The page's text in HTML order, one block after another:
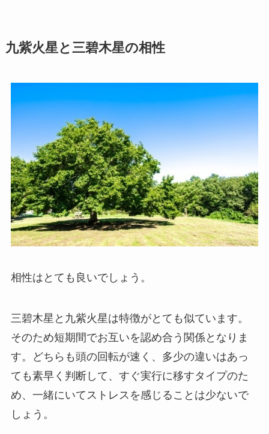
九紫火星と三碧木星の相性
相性はとても良いでしょう。
三碧木星と九紫火星は特徴がとても似ています。
そのため短期間でお互いを認め合う関係となりま
す。どちらも頭の回転が速く、多少の違いはあっ
ても素早く判断して、すぐ実行に移すタイプのた
め、一緒にいてストレスを感じることは少ないで
しょう。